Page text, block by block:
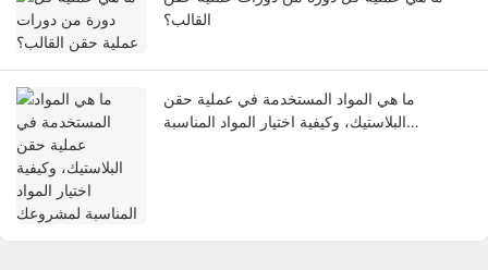
القالب؟
ما هي المواد المستخدمة في عملية حقن
البلاستيك، وكيفية اختيار المواد المناسبة